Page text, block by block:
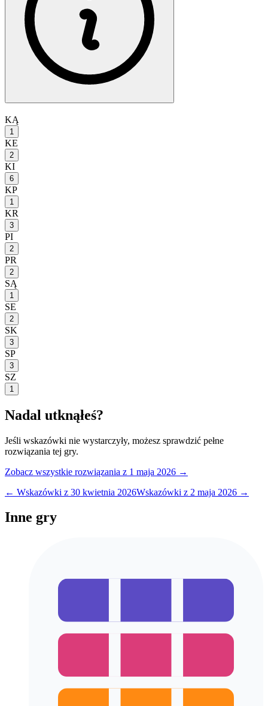
KĄ
1
KE
2
KI
6
KP
1
KR
3
PI
2
PR
2
SĄ
1
SE
2
SK
3
SP
3
SZ
1
Nadal utknąłeś?
Jeśli wskazówki nie wystarczyły, możesz sprawdzić pełne
rozwiązania tej gry.
Zobacz wszystkie rozwiązania z 1 maja 2026 →
← Wskazówki z 30 kwietnia 2026Wskazówki z 2 maja 2026 →
Inne gry